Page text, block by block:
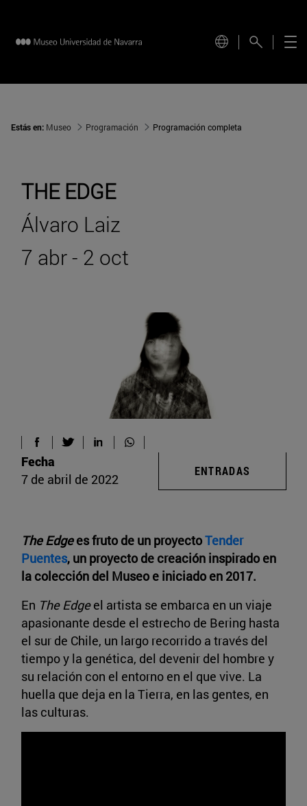
Estás en: Museo Programación Programación completa
THE EDGE
Álvaro Laiz
7 abr - 2 oct
The Edgees fruto de un proyectoTender
Puentes, un proyecto de creación inspirado en
la colección del Museo e iniciado en 2017.
En The Edgeel artista se embarca en un viaje
apasionante desde el estrecho de Bering hasta
el sur de Chile, un largo recorrido a través del
tiempo y la genética, del devenir del hombre y
su relación con el entorno en el que vive. La
huella que deja en la Tierra, en las gentes, en
las culturas.
Fecha
7 de abril de 2022
ENTRADAS